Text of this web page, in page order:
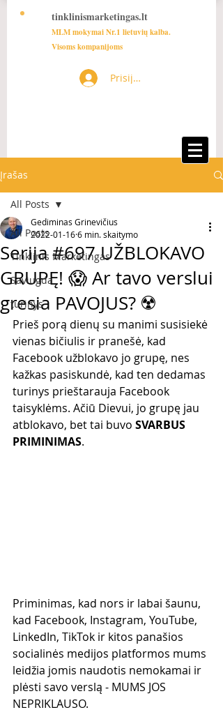
tinklinismarketingas.lt
MLM mokymai Nr.1 lietuvių kalba.
Visoms kompanijoms
Prisijungti
Įrašas
All Posts
Tinklinis Marketingas
Saviugda
turinys
All Posts
Serija #697 UŽBLOKAVO
GRUPĘ! 😱 Ar tavo verslui
gresia PAVOJUS? ☢️
Gediminas Grinevičius
2022-01-166 min. skaitymo
Prieš porą dienų su manimi susisiekė
vienas bičiulis ir pranešė, kad
Facebook užblokavo jo grupę, nes
kažkas pasiskundė, kad ten dedamas
turinys prieštarauja Facebook
taisyklėms. Ačiū Dievui, jo grupę jau
atblokavo, bet tai buvo SVARBUS
PRIMINIMAS.
Priminimas, kad nors ir labai šaunu,
kad Facebook, Instagram, YouTube,
LinkedIn, TikTok ir kitos panašios
socialinės medijos platformos mums
leidžia jomis naudotis nemokamai ir
plėsti savo verslą - MUMS JOS
NEPRIKLAUSO.